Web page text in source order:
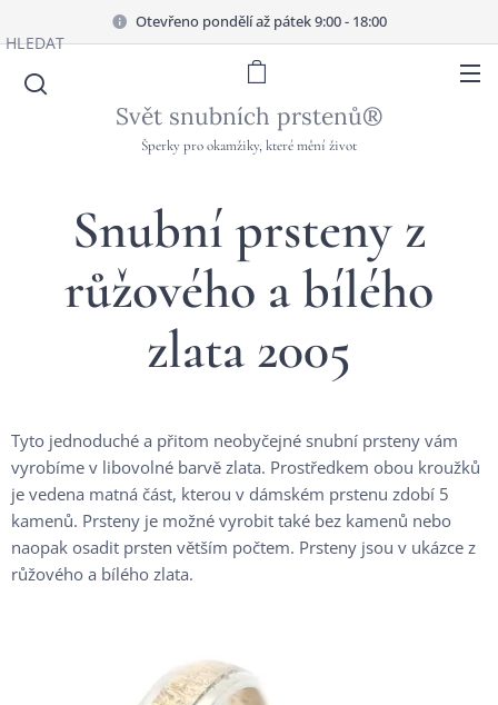
Otevřeno pondělí až pátek 9:00 - 18:00
Svět snubních prstenů®
Šperky pro okamžiky, které mění život
HLEDAT
Snubní prsteny z
růžového a bílého
zlata 2005
Tyto jednoduché a přitom neobyčejné snubní prsteny vám
vyrobíme v libovolné barvě zlata. Prostředkem obou kroužků
je vedena matná část, kterou v dámském prstenu zdobí 5
kamenů. Prsteny je možné vyrobit také bez kamenů nebo
naopak osadit prsten větším počtem. Prsteny jsou v ukázce z
růžového a bílého zlata.